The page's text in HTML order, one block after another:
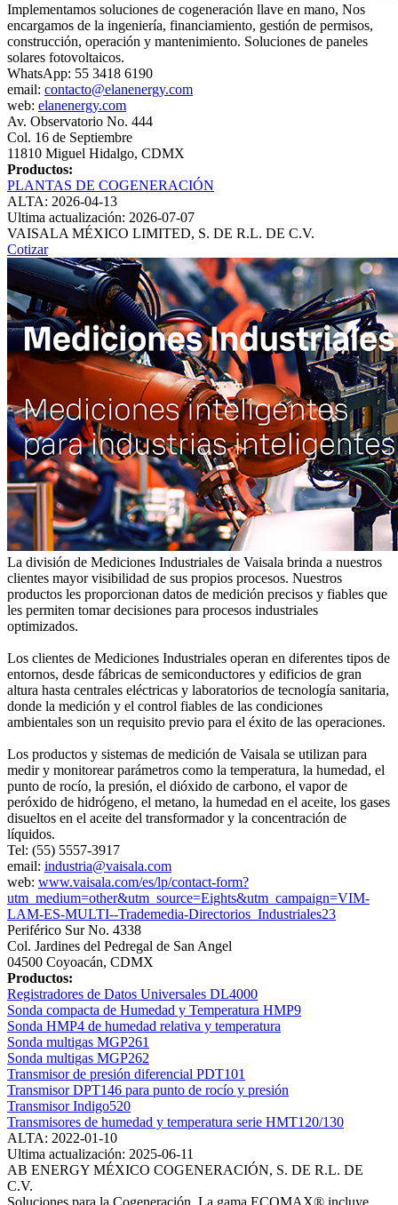
Implementamos soluciones de cogeneración llave en mano, Nos
encargamos de la ingeniería, financiamiento, gestión de permisos,
construcción, operación y mantenimiento. Soluciones de paneles
solares fotovoltaicos.
WhatsApp: 55 3418 6190
email: contacto@elanenergy.com
web: elanenergy.com
Av. Observatorio No. 444
Col. 16 de Septiembre
11810 Miguel Hidalgo, CDMX
Productos:
PLANTAS DE COGENERACIÓN
ALTA: 2026-04-13
Ultima actualización: 2026-07-07
VAISALA MÉXICO LIMITED, S. DE R.L. DE C.V.
Cotizar
La división de Mediciones Industriales de Vaisala brinda a nuestros
clientes mayor visibilidad de sus propios procesos. Nuestros
productos les proporcionan datos de medición precisos y fiables que
les permiten tomar decisiones para procesos industriales
optimizados.
Los clientes de Mediciones Industriales operan en diferentes tipos de
entornos, desde fábricas de semiconductores y edificios de gran
altura hasta centrales eléctricas y laboratorios de tecnología sanitaria,
donde la medición y el control fiables de las condiciones
ambientales son un requisito previo para el éxito de las operaciones.
Los productos y sistemas de medición de Vaisala se utilizan para
medir y monitorear parámetros como la temperatura, la humedad, el
punto de rocío, la presión, el dióxido de carbono, el vapor de
peróxido de hidrógeno, el metano, la humedad en el aceite, los gases
disueltos en el aceite del transformador y la concentración de
líquidos.
Tel: (55) 5557-3917
email: industria@vaisala.com
web: www.vaisala.com/es/lp/contact-form?
utm_medium=other&utm_source=Eights&utm_campaign=VIM-
LAM-ES-MULTI--Trademedia-Directorios_Industriales23
Periférico Sur No. 4338
Col. Jardines del Pedregal de San Angel
04500 Coyoacán, CDMX
Productos:
Registradores de Datos Universales DL4000
Sonda compacta de Humedad y Temperatura HMP9
Sonda HMP4 de humedad relativa y temperatura
Sonda multigas MGP261
Sonda multigas MGP262
Transmisor de presión diferencial PDT101
Transmisor DPT146 para punto de rocío y presión
Transmisor Indigo520
Transmisores de humedad y temperatura serie HMT120/130
ALTA: 2022-01-10
Ultima actualización: 2025-06-11
AB ENERGY MÉXICO COGENERACIÓN, S. DE R.L. DE
C.V.
Soluciones para la Cogeneración. La gama ECOMAX® incluye